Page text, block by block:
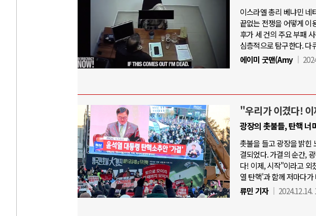
이스라엘 총리 베냐민 네
끝없는 전쟁을 어떻게 이
후가 세 건의 주요 부패
심층적으로 탐구한다. 다
에이미 굿맨(Amy
"우리가 이겼다!
광장의 촛불들, 탄핵 너
촛불을 들고 광장을 밝힌
결되었다. 가결의 순간,
다! 이제, 시작"이라고 외
열 탄핵'과 함께 저마다가
류민 기자
2024.12.14.